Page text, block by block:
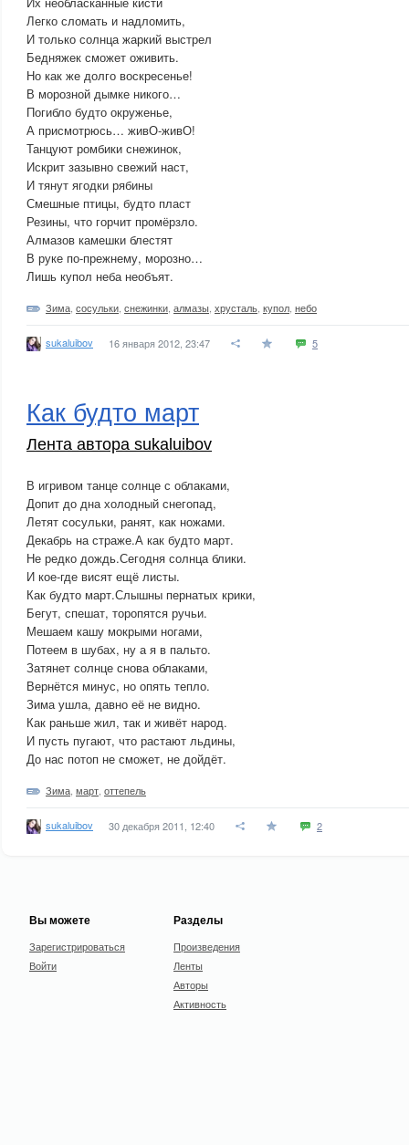
Легко сломать и надломить,
И только солнца жаркий выстрел
Бедняжек сможет оживить.
Но как же долго воскресенье!
В морозной дымке никого…
Погибло будто окруженье,
А присмотрюсь… живО-живО!
Танцуют ромбики снежинок,
Искрит зазывно свежий наст,
И тянут ягодки рябины
Смешные птицы, будто пласт
Резины, что горчит промёрзло.
Алмазов камешки блестят
В руке по-прежнему, морозно…
Лишь купол неба необъят.
Зима сосульки снежинки алмазы хрусталь купол небо
sukaluibov 16 января 2012, 23:47 5
Как будто март
Лента автора sukaluibov
В игривом танце солнце с облаками,
Допит до дна холодный снегопад,
Летят сосульки, ранят, как ножами.
Декабрь на страже.А как будто март.
Не редко дождь.Сегодня солнца блики.
И кое-где висят ещё листы.
Как будто март.Слышны пернатых крики,
Бегут, спешат, торопятся ручьи.
Мешаем кашу мокрыми ногами,
Потеем в шубах, ну а я в пальто.
Затянет солнце снова облаками,
Вернётся минус, но опять тепло.
Зима ушла, давно её не видно.
Как раньше жил, так и живёт народ.
И пусть пугают, что растают льдины,
До нас потоп не сможет, не дойдёт.
Зима март оттепель
sukaluibov 30 декабря 2011, 12:40 2
Вы можете
Зарегистрироваться
Войти
Разделы
Произведения
Ленты
Авторы
Активность